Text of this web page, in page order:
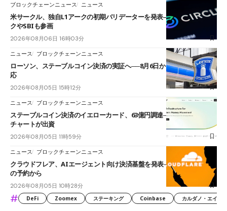
ブロックチェーンニュース ニュース
米サークル、独自L1アークの初期バリデーターを発表――ブラックロッ
クやSBIも参画
2026年08月06日 16時03分
ニュース ブロックチェーンニュース
ローソン、ステーブルコイン決済の実証へ──8月6日からJPYCやUSDC対
応
2026年08月05日 15時12分
ニュース ブロックチェーンニュース
ステーブルコイン決済のイエローカード、63億円調達──ソニーやスタン
チャートが出資
2026年08月05日 11時59分
ニュース ブロックチェーンニュース
クラウドフレア、AIエージェント向け決済基盤を発表──まずハンドル名
の予約から
2026年08月05日 10時28分
# DeFi Zoomex ステーキング Coinbase カルダノ・エイ